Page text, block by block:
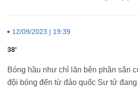
12/09/2023 | 19:39
38'
Bóng hầu như chỉ lăn bên phần sân
đội bóng đến từ đảo quốc Sư tử